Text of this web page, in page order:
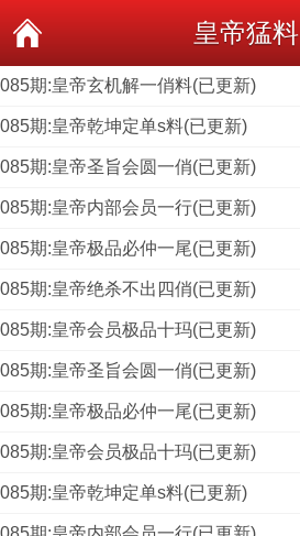
皇帝猛料
085期:皇帝玄机解一俏料(已更新)
085期:皇帝乾坤定单s料(已更新)
085期:皇帝圣旨会圆一俏(已更新)
085期:皇帝内部会员一行(已更新)
085期:皇帝极品必仲一尾(已更新)
085期:皇帝绝杀不出四俏(已更新)
085期:皇帝会员极品十玛(已更新)
085期:皇帝圣旨会圆一俏(已更新)
085期:皇帝极品必仲一尾(已更新)
085期:皇帝会员极品十玛(已更新)
085期:皇帝乾坤定单s料(已更新)